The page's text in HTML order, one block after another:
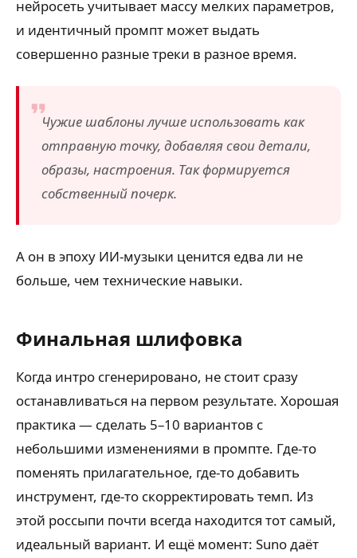
нейросеть учитывает массу мелких параметров,
и идентичный промпт может выдать
совершенно разные треки в разное время.
Чужие шаблоны лучше использовать как
отправную точку, добавляя свои детали,
образы, настроения. Так формируется
собственный почерк.
А он в эпоху ИИ-музыки ценится едва ли не
больше, чем технические навыки.
Финальная шлифовка
Когда интро сгенерировано, не стоит сразу
останавливаться на первом результате. Хорошая
практика — сделать 5–10 вариантов с
небольшими изменениями в промпте. Где-то
поменять прилагательное, где-то добавить
инструмент, где-то скорректировать темп. Из
этой россыпи почти всегда находится тот самый,
идеальный вариант. И ещё момент: Suno даёт